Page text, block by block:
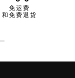
免运费
和免费退货